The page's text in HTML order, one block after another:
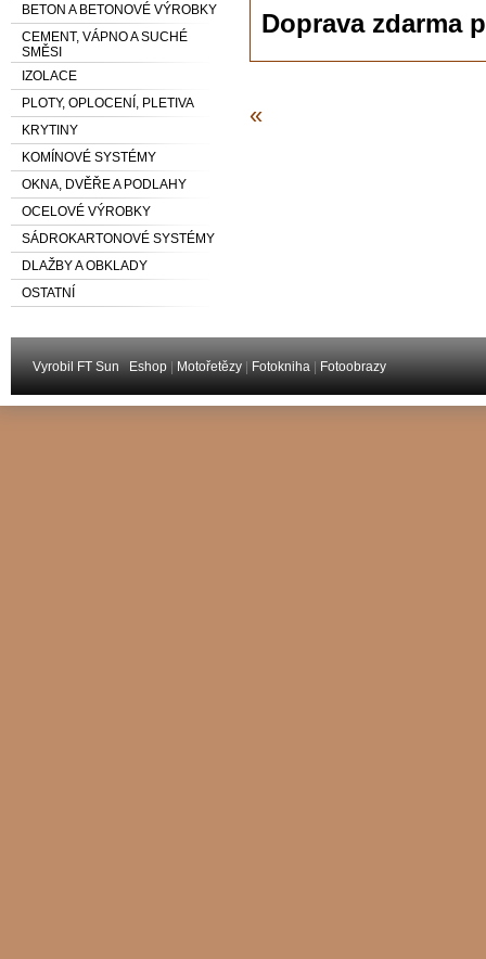
BETON A BETONOVÉ VÝROBKY
CEMENT, VÁPNO A SUCHÉ
SMĚSI
IZOLACE
PLOTY, OPLOCENÍ, PLETIVA
KRYTINY
KOMÍNOVÉ SYSTÉMY
OKNA, DVĚŘE A PODLAHY
OCELOVÉ VÝROBKY
SÁDROKARTONOVÉ SYSTÉMY
DLAŽBY A OBKLADY
OSTATNÍ
Doprava zdarma
«
Vyrobil FT Sun Eshop | Motořetězy | Fotokniha | Fotoobrazy